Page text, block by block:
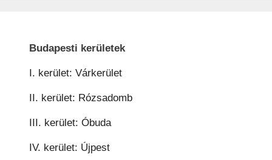
Budapesti kerületek
I. kerület: Várkerület
II. kerület: Rózsadomb
III. kerület: Óbuda
IV. kerület: Újpest